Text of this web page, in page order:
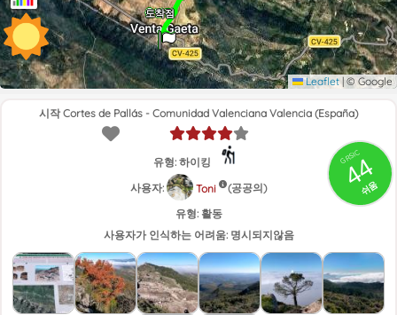
출발점
도착점
Leaflet | © Google
GRSIC
44
쉬움
시작 Cortes de Pallás - Comunidad Valenciana Valencia (España)
유형: 하이킹
사용자:
Toni
(공공의)
유형: 활동
사용자가 인식하는 어려움: 명시되지않음